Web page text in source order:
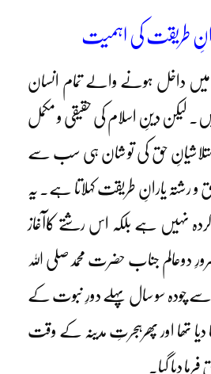
طریقت کی اہمیت
داخل ہونے والے تمام انسان
لیکن دینِ اسلام کی حقیقی و مکمل
حق کی تو شان ہی سب سے
و رشتہ یارانِ طریقت کہلاتا ہے۔ یہ
نہیں ہے بلکہ اس رشتے کاآغاز
دوعالم جناب حضرت محمدصلی اللہ
چودہ سو سال پہلے دورِ نبوت کے
دیا تھا اور پھرہجرتِ مدینہ کے وقت
دیا گیا۔